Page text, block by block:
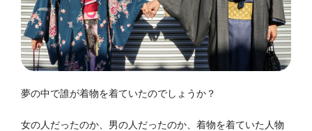
夢の中で誰が着物を着ていたのでしょうか？
女の人だったのか、男の人だったのか、着物を着ていた人物